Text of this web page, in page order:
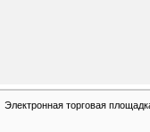
Электронная торговая